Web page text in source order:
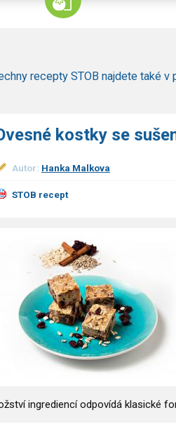
recepty STOB najdete také v
kostky se
Autor: Hanka Malkova
STOB recept
ingrediencí odpovídá klasické